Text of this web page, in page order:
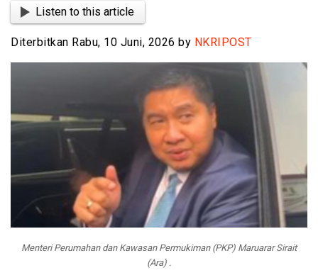
Listen to this article
Diterbitkan Rabu, 10 Juni, 2026 by NKRIPOST
Menteri Perumahan dan Kawasan Permukiman (PKP) Maruarar Sirait
(Ara) .